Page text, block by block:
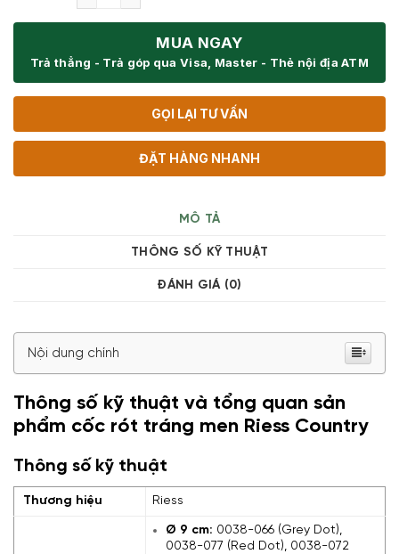
MUA NGAY
Trả thẳng - Trả góp qua Visa, Master - Thẻ nội địa ATM
GỌI LẠI TƯ VẤN
ĐẶT HÀNG NHANH
MÔ TẢ
THÔNG SỐ KỸ THUẬT
ĐÁNH GIÁ (0)
Nội dung chính
Thông số kỹ thuật và tổng quan sản
phẩm cốc rót tráng men Riess Country
Thông số kỹ thuật
Thương hiệu Riess
Ø 9 cm: 0038-066 (Grey Dot),
0038-077 (Red Dot), 0038-072